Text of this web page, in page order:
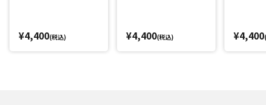
¥4,400(税込) ¥4,400(税込) ¥4,400